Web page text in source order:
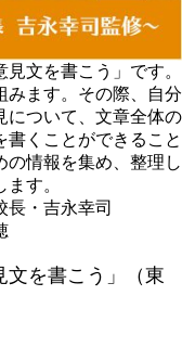
文を書こう」です。
みます。その際、自分
について、文章全体の
くことができること
の情報を集め、整理し
す。
長・吉永幸司
文を書こう」（東